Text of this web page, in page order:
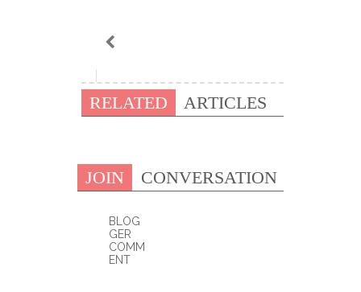
RELATED ARTICLES
JOIN CONVERSATION
BLOG
GER
COMM
ENT